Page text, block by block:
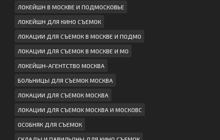
ЛОКЕЙШН В МОСКВЕ И ПОДМОСКОВЬЕ
ЛОКЕЙШН ДЛЯ КИНО СЪЕМОК
ЛОКАЦИИ ДЛЯ СЪЕМОК В МОСКВЕ И ПОДМО
ЛОКАЦИИ ДЛЯ СЪЕМОК В МОСКВЕ И МО
ЛОКЕЙШН-АГЕНТСТВО МОСКВА
БОЛЬНИЦЫ ДЛЯ СЪЕМОК МОСКВА
ЛОКАЦИИ ДЛЯ СЪЕМОК МОСКВА
ЛОКАЦИИ ДЛЯ СЪЕМОК МОСКВА И МОСКОВС
ОСОБНЯК ДЛЯ СЪЕМОК